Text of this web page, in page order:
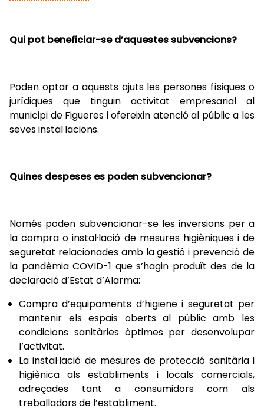
Qui pot beneficiar-se d’aquestes subvencions?
Poden optar a aquests ajuts les persones físiques o
jurídiques que tinguin activitat empresarial al
municipi de Figueres i ofereixin atenció al públic a les
seves instal·lacions.
Quines despeses es poden subvencionar?
Només poden subvencionar-se les inversions per a
la compra o instal·lació de mesures higièniques i de
seguretat relacionades amb la gestió i prevenció de
la pandèmia COVID-1 que s’hagin produït des de la
declaració d’Estat d’Alarma:
Compra d’equipaments d’higiene i seguretat per
mantenir els espais oberts al públic amb les
condicions sanitàries òptimes per desenvolupar
l’activitat.
La instal·lació de mesures de protecció sanitària i
higiènica als establiments i locals comercials,
adreçades tant a consumidors com als
treballadors de l’establiment.